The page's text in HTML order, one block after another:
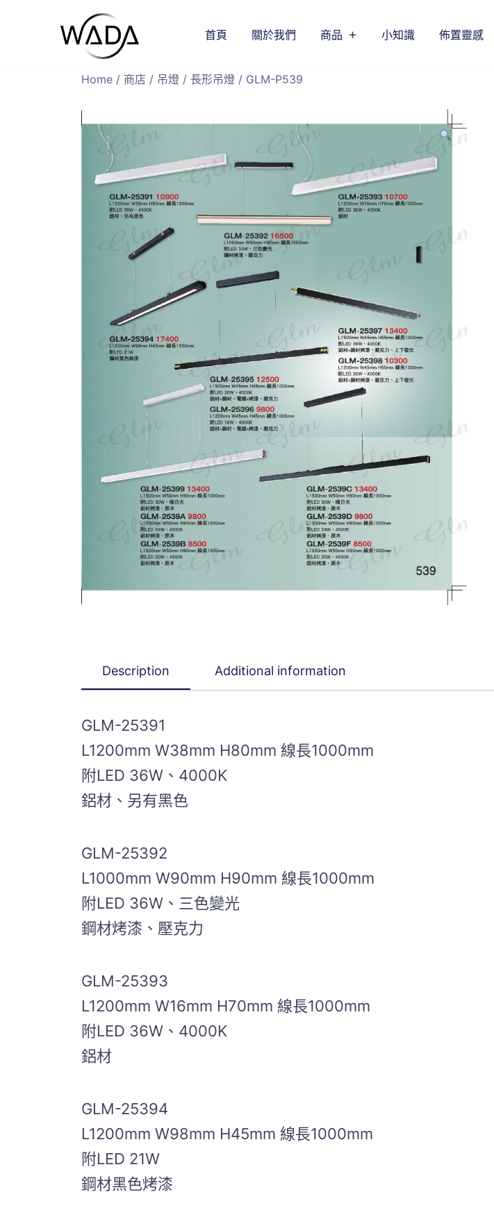
緯達燈飾
緯達燈飾企業行
首頁 關於我們 商品 小知識 佈置靈感
Home / 商店 / 吊燈 / 長形吊燈 / GLM-P539
Description Additional information
GLM-25391
L1200mm W38mm H80mm 線長1000mm
附LED 36W、4000K
鋁材、另有黑色
GLM-25392
L1000mm W90mm H90mm 線長1000mm
附LED 36W、三色變光
鋼材烤漆、壓克力
GLM-25393
L1200mm W16mm H70mm 線長1000mm
附LED 36W、4000K
鋁材
GLM-25394
L1200mm W98mm H45mm 線長1000mm
附LED 21W
鋼材黑色烤漆